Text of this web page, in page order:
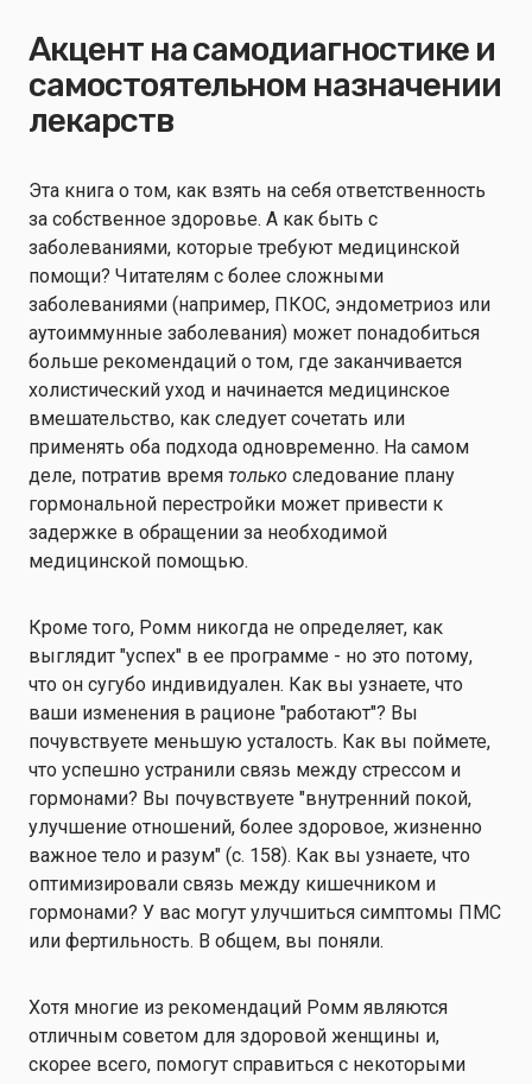
Акцент на самодиагностике и
самостоятельном назначении
лекарств
Эта книга о том, как взять на себя ответственность
за собственное здоровье. А как быть с
заболеваниями, которые требуют медицинской
помощи? Читателям с более сложными
заболеваниями (например, ПКОС, эндометриоз или
аутоиммунные заболевания) может понадобиться
больше рекомендаций о том, где заканчивается
холистический уход и начинается медицинское
вмешательство, как следует сочетать или
применять оба подхода одновременно. На самом
деле, потратив время только следование плану
гормональной перестройки может привести к
задержке в обращении за необходимой
медицинской помощью.
Кроме того, Ромм никогда не определяет, как
выглядит "успех" в ее программе - но это потому,
что он сугубо индивидуален. Как вы узнаете, что
ваши изменения в рационе "работают"? Вы
почувствуете меньшую усталость. Как вы поймете,
что успешно устранили связь между стрессом и
гормонами? Вы почувствуете "внутренний покой,
улучшение отношений, более здоровое, жизненно
важное тело и разум" (с. 158). Как вы узнаете, что
оптимизировали связь между кишечником и
гормонами? У вас могут улучшиться симптомы ПМС
или фертильность. В общем, вы поняли.
Хотя многие из рекомендаций Ромм являются
отличным советом для здоровой женщины и,
скорее всего, помогут справиться с некоторыми